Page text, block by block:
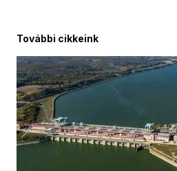
További cikkeink